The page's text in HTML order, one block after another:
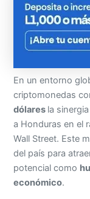
En un entorno
criptomonedas
dólares la
a Honduras en el
Wall Street. Este
del país para
potencial como
económico.